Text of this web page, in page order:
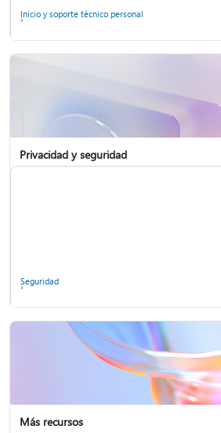
Inicio y soporte técnico personal
Privacidad y seguridad
Seguridad
Más recursos